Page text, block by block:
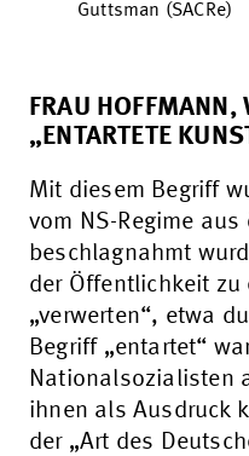
Guttsman (SACRe)
FRAU HOFFMANN,
„ENTARTETE
Mit diesem Begriff
vom NS-Regime
beschlagnahmt
der Öffentlichkeit zu
„verwerten“, etwa
Begriff „entartet“
Nationalsozialisten
ihnen als Ausdruck
der „Art des